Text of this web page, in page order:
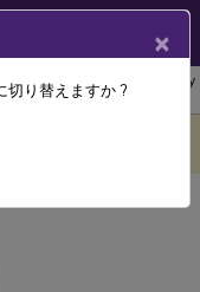
ト
Linux Virtual Delivery
ス
×
切り替えますか ?